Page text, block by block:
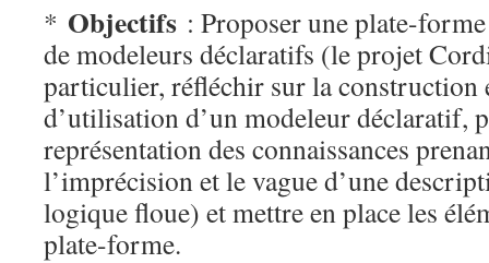
* Objectifs : Proposer une plate-
de modeleurs déclaratifs (le projet
particulier, réfléchir sur la construction
d’utilisation d’un modeleur déclaratif,
représentation des connaissances
l’imprécision et le vague d’une
logique floue) et mettre en place les
plate-forme.